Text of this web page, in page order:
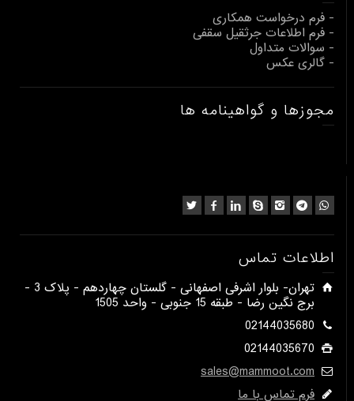
- فرم درخواست همکاری
- فرم اطلاعات جرثقیل سقفی
- سوالات متداول
- گالری عکس
مجوزها و گواهینامه ها
اطلاعات تماس
​تهران- بلوار اشرفی اصفهانی - گلستان چهاردهم - پلاک 3 -
برج نگین رضا - طبقه 15 جنوبی - واحد 1505​
02144035680
02144035670
sales@mammoot.com
فرم تماس با ما